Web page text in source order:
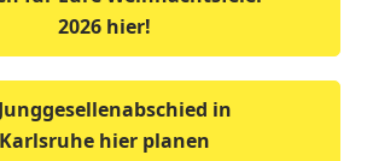
2026 hier!
in
Karlsruhe hier planen